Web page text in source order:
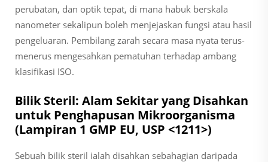
perubatan, dan optik tepat, di mana habuk berskala
nanometer sekalipun boleh menjejaskan fungsi atau hasil
pengeluaran. Pembilang zarah secara masa nyata terus-
menerus mengesahkan pematuhan terhadap ambang
klasifikasi ISO.
Bilik Steril: Alam Sekitar yang Disahkan
untuk Penghapusan Mikroorganisma
(Lampiran 1 GMP EU, USP <1211>)
Sebuah bilik steril ialah disahkan sebahagian daripada